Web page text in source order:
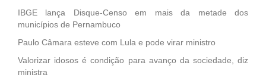
IBGE lança Disque-Censo em mais da metade dos
municípios de Pernambuco
Paulo Câmara esteve com Lula e pode virar ministro
Valorizar idosos é condição para avanço da sociedade, diz
ministra